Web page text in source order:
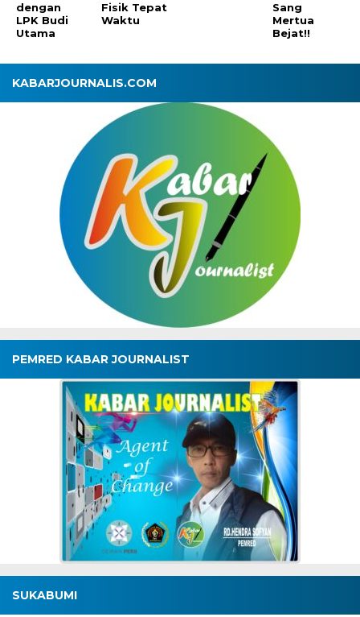
dengan
LPK Budi
Utama
Fisik Tepat
Waktu
Sang
Mertua
Bejat!!
KABARJOURNALIS.COM
PEMRED KABAR JOURNALIST
SUKABUMI